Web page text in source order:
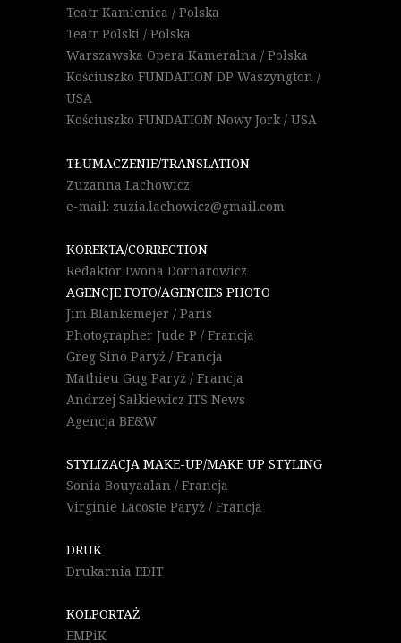
Teatr Kamienica / Polska
Teatr Polski / Polska
Warszawska Opera Kameralna / Polska
Kościuszko FUNDATION DP Waszyngton /
USA
Kościuszko FUNDATION Nowy Jork / USA
TŁUMACZENIE/TRANSLATION
Zuzanna Lachowicz
e-mail: zuzia.lachowicz@gmail.com
KOREKTA/CORRECTION
Redaktor Iwona Dornarowicz
AGENCJE FOTO/AGENCIES PHOTO
Jim Blankemejer / Paris
Photographer Jude P / Francja
Greg Sino Paryż / Francja
Mathieu Gug Paryż / Francja
Andrzej Sałkiewicz ITS News
Agencja BE&W
STYLIZACJA MAKE-UP/MAKE UP STYLING
Sonia Bouyaalan / Francja
Virginie Lacoste Paryż / Francja
DRUK
Drukarnia EDIT
KOLPORTAŻ
EMPiK